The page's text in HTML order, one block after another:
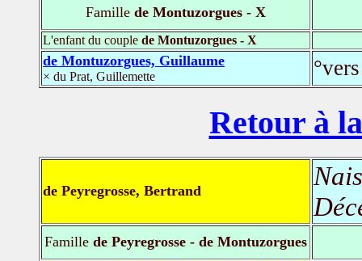
Famille de Montuzorgues - X
L'enfant du couple de Montuzorgues - X
de Montuzorgues, Guillaume
× du Prat, Guillemette
Retour à
de Peyregrosse, Bertrand
Famille de Peyregrosse - de Montuzorgues